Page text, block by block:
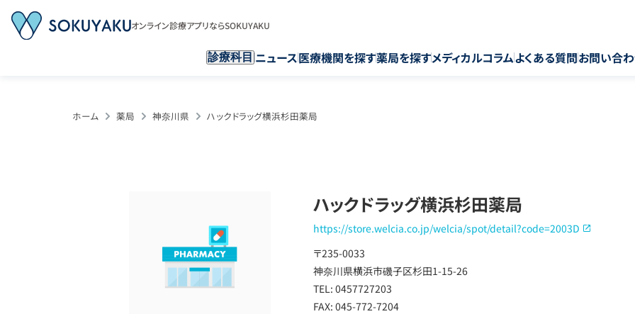
オンライン診療アプリならSOKUYAKU
診療科目 ニュース医療機関を探す薬局を探すメディカルコラムよくある質問お問い合
ホーム 薬局 神奈川県 ハックドラッグ横浜杉田薬局
ハックドラッグ横浜杉田薬局
https://store.welcia.co.jp/welcia/spot/detail?code=2003D
〒235-0033
神奈川県横浜市磯子区杉田1-15-26
TEL: 0457727203
FAX: 045-772-7204